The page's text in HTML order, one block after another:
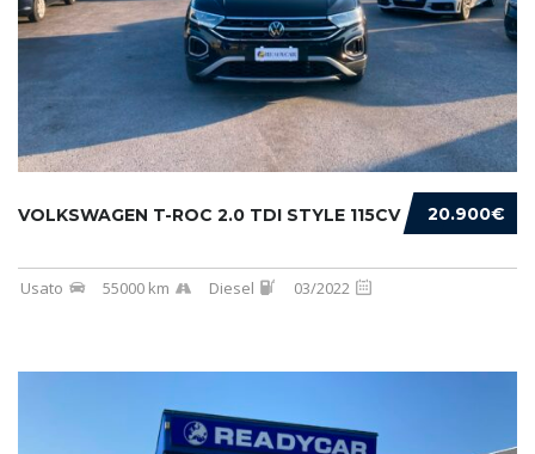
20.900€
VOLKSWAGEN T-ROC 2.0 TDI STYLE 115CV
Usato 55000 km Diesel 03/2022